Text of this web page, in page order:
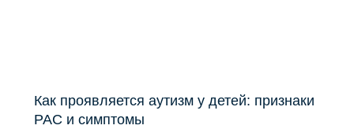
Как проявляется аутизм у детей: признаки
РАС и симптомы